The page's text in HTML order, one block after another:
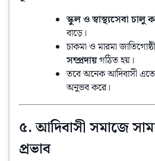
স্কুল ও স্বাস্থ্যসেবা চালু
বাড়ে।
চাকমা ও মারমা
সম্প্রদায়গঠিত হয়।
তবে অনেক আদিবাসী
অনুভব করে।
৫. আদিবাসী সমাজে
প্রভাব